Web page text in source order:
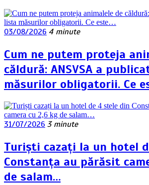
03/08/2026 4 minute
Cum ne putem proteja
căldură: ANSVSA a
măsurilor obligatorii. Ce
31/07/2026 3 minute
Turiști cazați la un hotel
Constanța au părăsit
de salam…